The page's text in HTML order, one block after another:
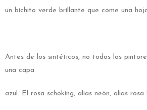
un bichito verde brillante que come una
Antes de los sintéticos, no todos los
una capa
azul. El rosa schoking, alias neón, alias rosa